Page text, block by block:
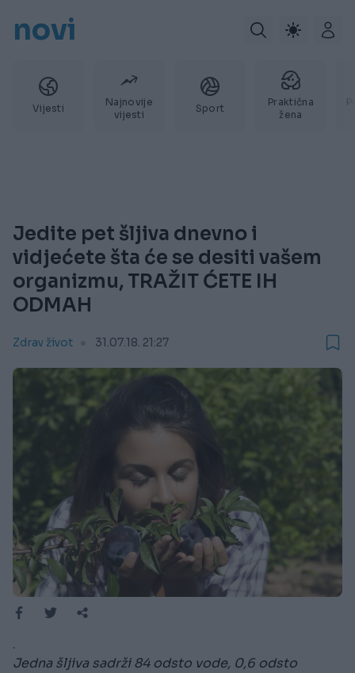
novi
Vijesti
Najnovije
vijesti
Sport
Praktična
žena
Jedite pet šljiva dnevno i
vidjećete šta će se desiti vašem
organizmu, TRAŽIT ĆETE IH
ODMAH
Zdrav život 31.07.18. 21:27
.
Jedna šljiva sadrži 84 odsto vode, 0,6 odsto